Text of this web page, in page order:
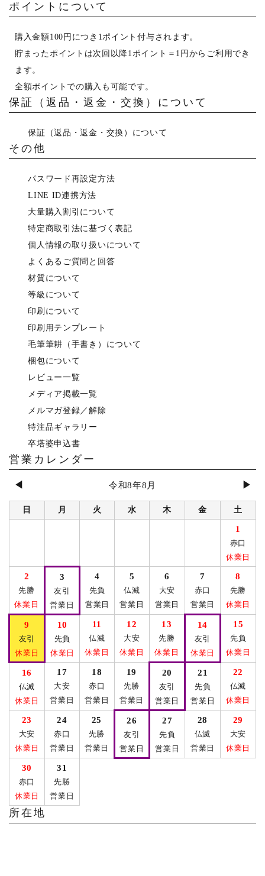
ポイントについて
購入金額100円につき1ポイント付与されます。
貯まったポイントは次回以降1ポイント＝1円からご利用でき
ます。
全額ポイントでの購入も可能です。
保証（返品・返金・交換）について
保証（返品・返金・交換）について
その他
パスワード再設定方法
LINE ID連携方法
大量購入割引について
特定商取引法に基づく表記
個人情報の取り扱いについて
よくあるご質問と回答
材質について
等級について
印刷について
印刷用テンプレート
毛筆筆耕（手書き）について
梱包について
レビュー一覧
メディア掲載一覧
メルマガ登録／解除
特注品ギャラリー
卒塔婆申込書
営業カレンダー
◀ 令和8年8月 ▶
日 月 火 水 木 金 土
1
赤口
休業日
2
先勝
休業日
3
友引
営業日
4
先負
営業日
5
仏滅
営業日
6
大安
営業日
7
赤口
営業日
8
先勝
休業日
9
友引
休業日
10
先負
休業日
11
仏滅
休業日
12
大安
休業日
13
先勝
休業日
14
友引
休業日
15
先負
休業日
16
仏滅
休業日
17
大安
営業日
18
赤口
営業日
19
先勝
営業日
20
友引
営業日
21
先負
営業日
22
仏滅
休業日
23
大安
休業日
24
赤口
営業日
25
先勝
営業日
26
友引
営業日
27
先負
営業日
28
仏滅
営業日
29
大安
休業日
30
赤口
休業日
31
先勝
営業日
所在地